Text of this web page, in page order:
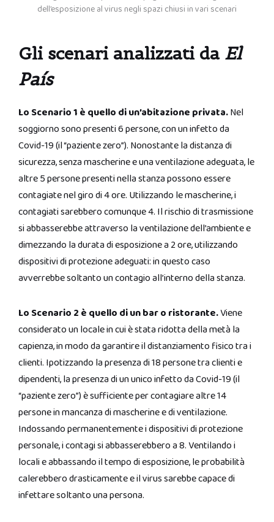
dell’esposizione al virus negli spazi chiusi in vari scenari
Gli scenari analizzati da El
País
Lo Scenario 1 è quello di un’abitazione privata.Nel
soggiorno sono presenti 6 persone, con un infetto da
Covid-19 (il “paziente zero”). Nonostante la distanza di
sicurezza, senza mascherine e una ventilazione adeguata, le
altre 5 persone presenti nella stanza possono essere
contagiate nel giro di 4 ore. Utilizzando le mascherine, i
contagiati sarebbero comunque 4. Il rischio di trasmissione
si abbasserebbe attraverso la ventilazione dell’ambiente e
dimezzando la durata di esposizione a 2 ore, utilizzando
dispositivi di protezione adeguati: in questo caso
avverrebbe soltanto un contagio all’interno della stanza.
Lo Scenario 2 è quello di un bar o ristorante.Viene
considerato un locale in cui è stata ridotta della metà la
capienza, in modo da garantire il distanziamento fisico tra i
clienti. Ipotizzando la presenza di 18 persone tra clienti e
dipendenti, la presenza di un unico infetto da Covid-19 (il
“paziente zero”) è sufficiente per contagiare altre 14
persone in mancanza di mascherine e di ventilazione.
Indossando permanentemente i dispositivi di protezione
personale, i contagi si abbasserebbero a 8. Ventilando i
locali e abbassando il tempo di esposizione, le probabilità
calerebbero drasticamente e il virus sarebbe capace di
infettare soltanto una persona.